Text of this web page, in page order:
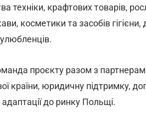
техніки, крафтових товарів,
косметики та засобів
проєкту разом з
країни, юридичну підтримку,
адаптації до ринку Польщі.